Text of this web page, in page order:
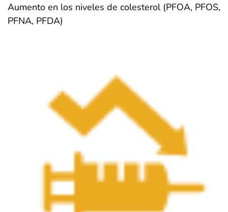
Aumento en los niveles de colesterol (PFOA, PFOS,
PFNA, PFDA)